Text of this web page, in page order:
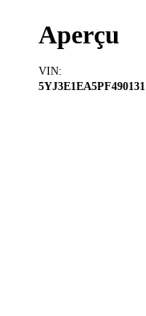
Aperçu
VIN:
5YJ3E1EA5PF490131